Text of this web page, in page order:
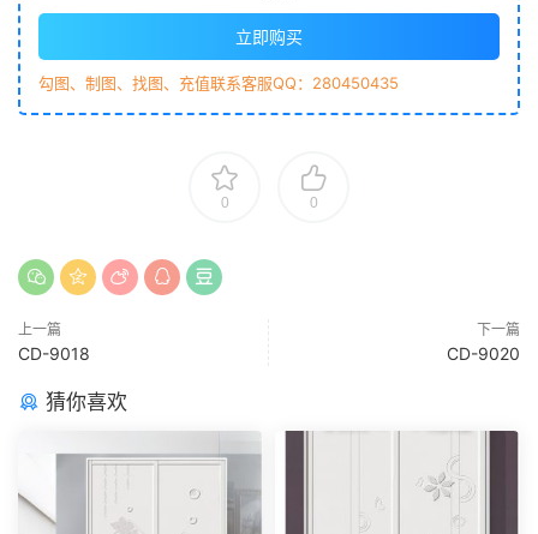
立即购买
勾图、制图、找图、充值联系客服QQ：280450435
0 0
上一篇
CD-9018
下一篇
CD-9020
猜你喜欢